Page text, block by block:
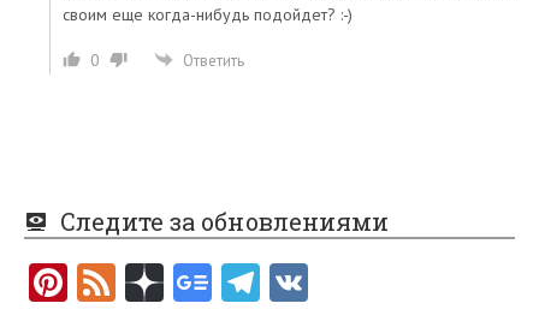
своим еще когда-нибудь подойдет? :-)
0 Ответить
Следите за обновлениями
Pi F